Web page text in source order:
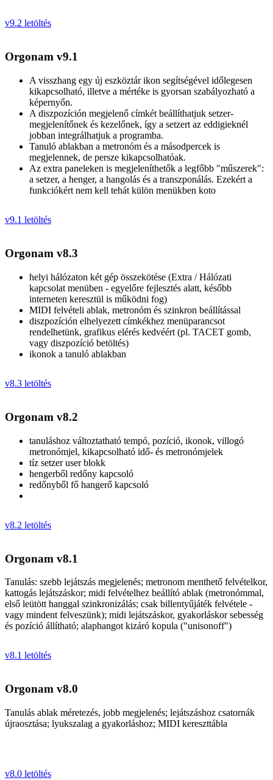
v9.2 letöltés
Orgonam v9.1
A visszhang egy új eszköztár ikon segítségével időlegesen
kikapcsolható, illetve a mértéke is gyorsan szabályozható a
képernyőn.
A diszpozíción megjelenő címkét beállíthatjuk setzer-
megjelenítőnek és kezelőnek, így a setzert az eddigieknél
jobban integrálhatjuk a programba.
Tanuló ablakban a metronóm és a másodpercek is
megjelennek, de persze kikapcsolhatóak.
Az extra paneleken is megjeleníthetők a legfőbb "műszerek":
a setzer, a henger, a hangolás és a transzponálás. Ezekért a
funkciókért nem kell tehát külön menükben koto
v9.1 letöltés
Orgonam v8.3
helyi hálózaton két gép összekötése (Extra / Hálózati
kapcsolat menüben - egyelőre fejlesztés alatt, később
interneten keresztül is működni fog)
MIDI felvételi ablak, metronóm és szinkron beállítással
diszpozíción elhelyezett címkékhez menüparancsot
rendelhetünk, grafikus elérés kedvéért (pl. TACET gomb,
vagy diszpozíció betöltés)
ikonok a tanuló ablakban
v8.3 letöltés
Orgonam v8.2
tanuláshoz változtatható tempó, pozíció, ikonok, villogó
metronómjel, kikapcsolható idő- és metronómjelek
tíz setzer user blokk
hengerből redőny kapcsoló
redőnyből fő hangerő kapcsoló
v8.2 letöltés
Orgonam v8.1
Tanulás: szebb lejátszás megjelenés; metronom menthető felvételkor,
kattogás lejátszáskor; midi felvételhez beállító ablak (metronómmal,
első leütött hanggal szinkronizálás; csak billentyűjáték felvétele -
vagy mindent felveszünk); midi lejátszáskor, gyakorláskor sebesség
és pozíció állítható; alaphangot kizáró kopula ("unisonoff")
v8.1 letöltés
Orgonam v8.0
Tanulás ablak méretezés, jobb megjelenés; lejátszáshoz csatornák
újraosztása; lyukszalag a gyakorláshoz; MIDI kereszttábla
v8.0 letöltés